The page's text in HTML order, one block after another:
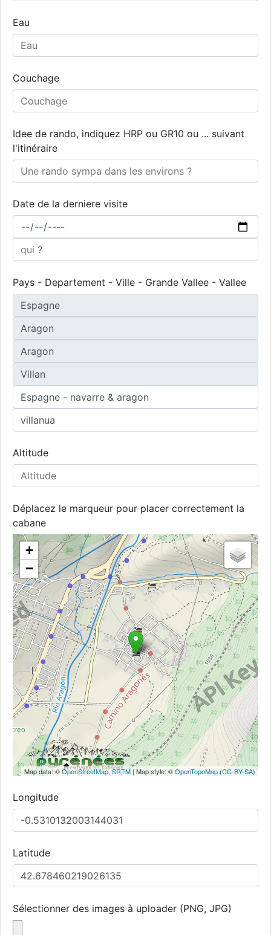
Eau
Couchage
Idee de rando, indiquez HRP ou GR10 ou ... suivant
l'itinéraire
Date de la derniere visite
Pays - Departement - Ville - Grande Vallee - Vallee
Altitude
Déplacez le marqueur pour placer correctement la
cabane
+
−
Map data: ©OpenStreetMap,SRTM | Map style: ©OpenTopoMap(CC-BY-SA)
Longitude
Latitude
Sélectionner des images à uploader (PNG, JPG)